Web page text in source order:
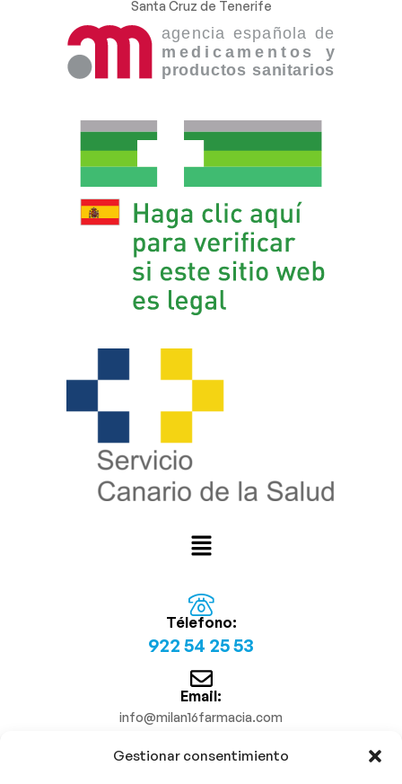
Gestionar consentimiento
Santa Cruz de Tenerife
Télefono:
922 54 25 53
Email:
info@milan16farmacia.com
¡Síguenos!